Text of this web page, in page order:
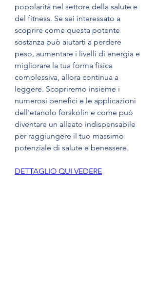
popolarità nel settore della salute e
del fitness. Se sei interessato a
scoprire come questa potente
sostanza può aiutarti a perdere
peso, aumentare i livelli di energia e
migliorare la tua forma fisica
complessiva, allora continua a
leggere. Scopriremo insieme i
numerosi benefici e le applicazioni
dell'etanolo forskolin e come può
diventare un alleato indispensabile
per raggiungere il tuo massimo
potenziale di salute e benessere.
DETTAGLIO QUI VEDERE